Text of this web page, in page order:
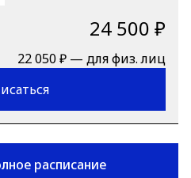
24 500 ₽
22 050 ₽ — для физ. лиц
расписание